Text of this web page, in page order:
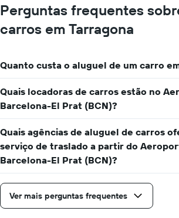
Perguntas frequentes
carros em Tarragona
Quanto custa o aluguel de um carro
Quais locadoras de carros estão no
Barcelona-El Prat (BCN)?
Quais agências de aluguel de carros
serviço de traslado a partir do
Barcelona-El Prat (BCN)?
Ver mais perguntas frequentes